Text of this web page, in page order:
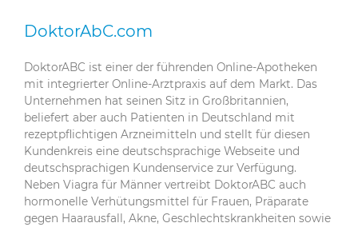
DoktorAbC.com
DoktorABC ist einer der führenden Online-Apotheken
mit integrierter Online-Arztpraxis auf dem Markt. Das
Unternehmen hat seinen Sitz in Großbritannien,
beliefert aber auch Patienten in Deutschland mit
rezeptpflichtigen Arzneimitteln und stellt für diesen
Kundenkreis eine deutschsprachige Webseite und
deutschsprachigen Kundenservice zur Verfügung.
Neben Viagra für Männer vertreibt DoktorABC auch
hormonelle Verhütungsmittel für Frauen, Präparate
gegen Haarausfall, Akne, Geschlechtskrankheiten sowie